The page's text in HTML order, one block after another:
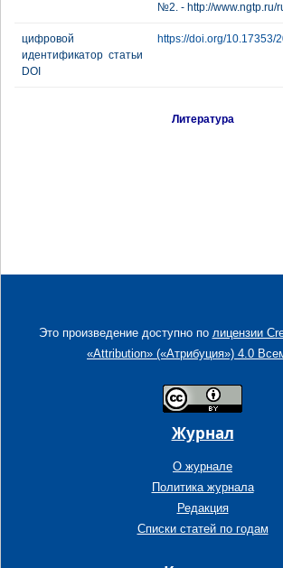
№2. - http://www.ngtp.ru/
цифровой
идентификатор статьи
DOI
https://doi.org/10.17353/
Литература
Это произведение доступно по лицензии
«Attribution» («Атрибуция») 4.0
Журнал
О журнале
Политика журнала
Редакция
Списки статей по годам